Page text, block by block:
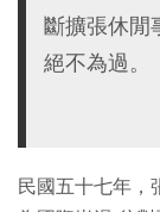
斷擴張休閒
絕不為過。
民國五十七年，